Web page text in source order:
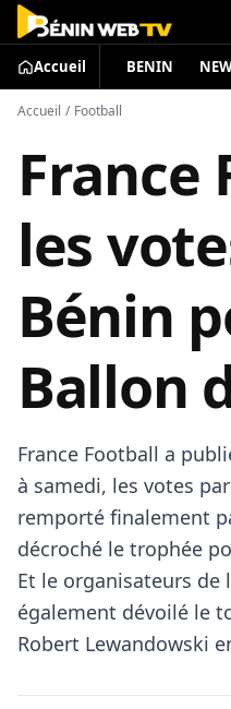
Accueil BENIN
Accueil / Football
France
les
Bénin
Ballon
France Football a
à samedi, les votes
remporté finalement
décroché le trophée
Et le organisateurs de
également dévoilé le
Robert Lewandowski